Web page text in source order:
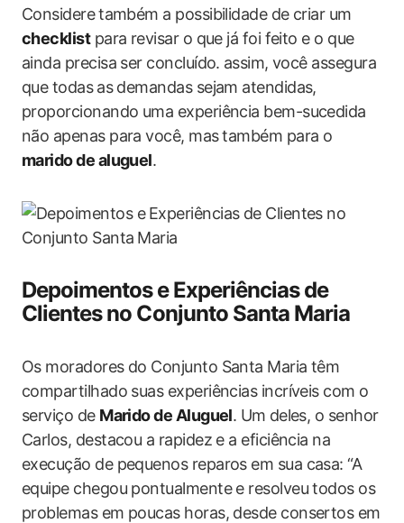
Considere⁢ também a possibilidade de criar um
checklistpara revisar o que já foi feito e o que
ainda precisa ser concluído. ⁢assim, você assegura​
que todas ⁤as demandas​ sejam atendidas,
proporcionando uma experiência bem-sucedida
não apenas para você, mas⁣ também para o
marido de aluguel.
Depoimentos e⁤ Experiências de
Clientes no Conjunto Santa Maria
Os moradores do Conjunto Santa Maria têm
compartilhado suas experiências incríveis com o
serviço de Marido​ de Aluguel. Um ⁢deles, o senhor
Carlos, destacou a ‌rapidez e a eficiência na
execução de pequenos reparos em sua casa: ‍“A
equipe chegou pontualmente e​ resolveu todos os
‌problemas em poucas horas, desde consertos em